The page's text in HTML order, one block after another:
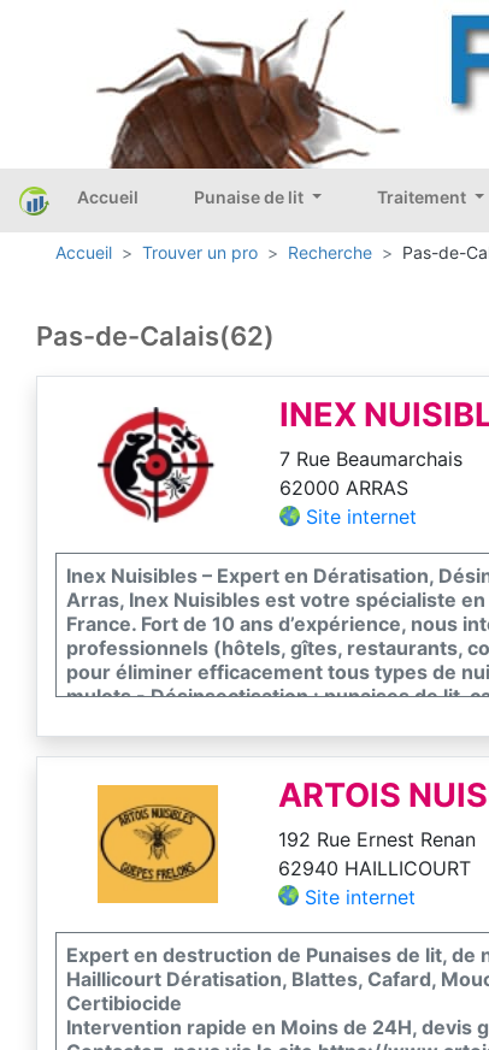
Accueil Punaise de lit Traitement
Accueil Trouver un pro Recherche Pas-de-
Pas-de-Calais(62)
INEX
7 Rue Beaumarchais
62000 ARRAS
Site internet
Inex Nuisibles – Expert en Dératisation,
Arras, Inex Nuisibles est votre spécialiste
France. Fort de 10 ans d’expérience, nous
professionnels (hôtels, gîtes, restaurants,
pour éliminer efficacement tous types de
mulots - Désinsectisation : punaises de lit,
champignons Interventions sous 24H,
d’Arras.
ARTOIS
192 Rue Ernest Renan
62940 HAILLICOURT
Site internet
Expert en destruction de Punaises de lit, de
Haillicourt Dératisation, Blattes, Cafard,
Certibiocide
Intervention rapide en Moins de 24H, devis